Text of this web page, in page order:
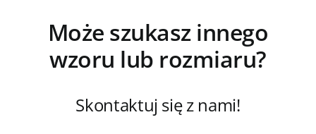
Może szukasz innego
wzoru lub rozmiaru?
Skontaktuj się z nami!